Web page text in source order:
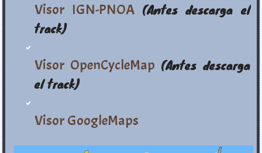
Visor IGN-PNOA(Antes descarga el
track)
Visor OpenCycleMap (Antes descarga
el track)
Visor GoogleMaps